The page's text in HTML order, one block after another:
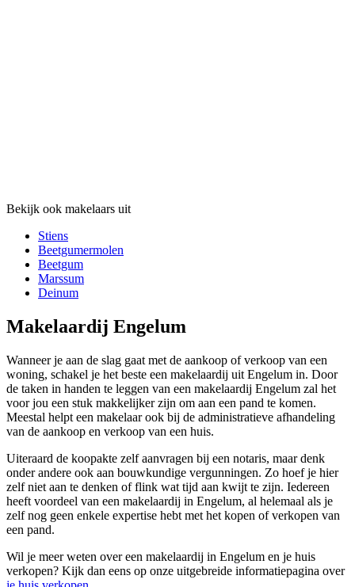
Bekijk ook makelaars uit
Stiens
Beetgumermolen
Beetgum
Marssum
Deinum
Makelaardij Engelum
Wanneer je aan de slag gaat met de aankoop of verkoop van een
woning, schakel je het beste een makelaardij uit Engelum in. Door
de taken in handen te leggen van een makelaardij Engelum zal het
voor jou een stuk makkelijker zijn om aan een pand te komen.
Meestal helpt een makelaar ook bij de administratieve afhandeling
van de aankoop en verkoop van een huis.
Uiteraard de koopakte zelf aanvragen bij een notaris, maar denk
onder andere ook aan bouwkundige vergunningen. Zo hoef je hier
zelf niet aan te denken of flink wat tijd aan kwijt te zijn. Iedereen
heeft voordeel van een makelaardij in Engelum, al helemaal als je
zelf nog geen enkele expertise hebt met het kopen of verkopen van
een pand.
Wil je meer weten over een makelaardij in Engelum en je huis
verkopen? Kijk dan eens op onze uitgebreide informatiepagina over